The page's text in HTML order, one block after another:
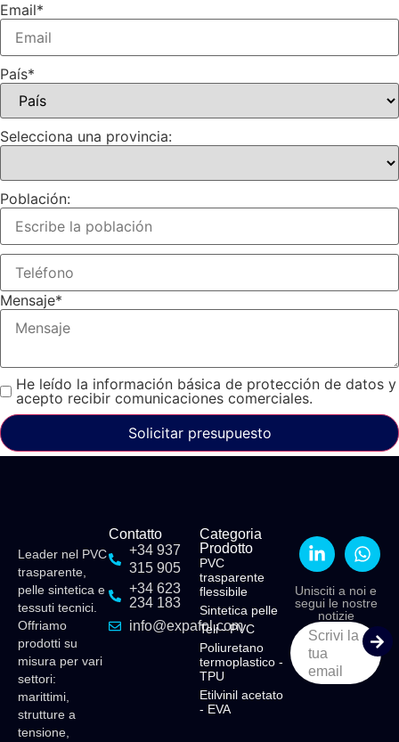
Email*
País*
Selecciona una provincia:
Población:
Mensaje*
He leído la información básica de protección de datos y
acepto recibir comunicaciones comerciales.
Solicitar presupuesto
Leader nel PVC
trasparente,
pelle sintetica e
tessuti tecnici.
Offriamo
prodotti su
misura per vari
settori:
marittimi,
strutture a
tensione,
Contatto
+34 937
315 905
+34 623
234 183
info@expafol.com
Categoria
Prodotto
PVC
trasparente
flessibile
Sintetica pelle
Teli - PVC
Poliuretano
termoplastico -
TPU
Etilvinil acetato
- EVA
Unisciti a noi e
segui le nostre
notizie
Scrivi la
tua
email